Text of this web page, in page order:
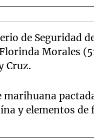
de Seguridad
Morales
Cruz.
marihuana
y elementos